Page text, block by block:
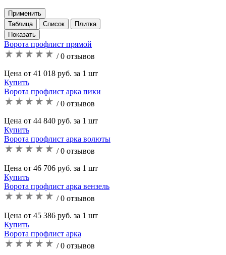
Применить
Таблица
Список Плитка
Ворота профлист прямой
/ 0 отзывов
Цена от 41 018 руб. за 1 шт
Купить
Ворота профлист арка пики
/ 0 отзывов
Цена от 44 840 руб. за 1 шт
Купить
Ворота профлист арка волюты
/ 0 отзывов
Цена от 46 706 руб. за 1 шт
Купить
Ворота профлист арка вензель
/ 0 отзывов
Цена от 45 386 руб. за 1 шт
Купить
Ворота профлист арка
/ 0 отзывов